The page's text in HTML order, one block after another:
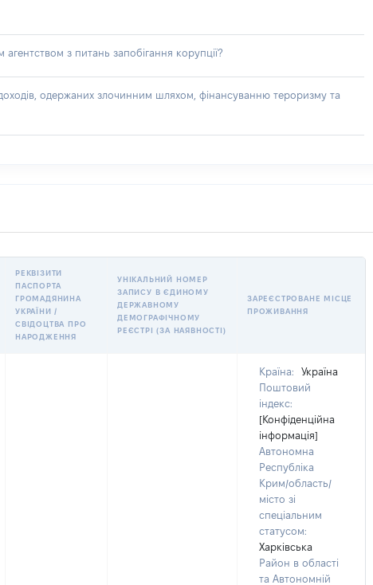
з питань запобігання корупції?
доходів, одержаних злочинним шляхом, фінансуванню тероризму та
РЕКВІЗИТИ
ПАСПОРТА
ГРОМАДЯНИНА
УКРАЇНИ /
СВІДОЦТВА ПРО
НАРОДЖЕННЯ
УНІКАЛЬНИЙ НОМЕР
ЗАПИСУ В ЄДИНОМУ
ДЕРЖАВНОМУ
ДЕМОГРАФІЧНОМУ
РЕЄСТРІ (ЗА НАЯВНОСТІ)
ЗАРЕЄСТРОВАНЕ МІСЦЕ
ПРОЖИВАННЯ
Країна:
Україна
Поштовий
індекс:
[Конфіденційна
інформація]
Автономна
Республіка
Крим/область/
місто зі
спеціальним
статусом:
Харківська
Район в області
та Автономній